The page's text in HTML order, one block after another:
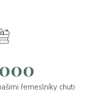
řemeslníky chuti